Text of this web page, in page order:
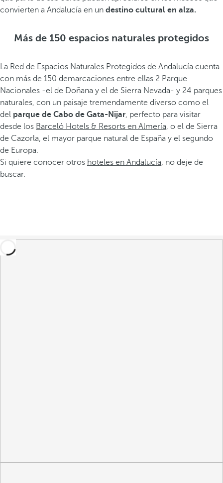
convierten a Andalucía en un destino cultural en alza.
Más de 150 espacios naturales protegidos
La Red de Espacios Naturales Protegidos de Andalucía cuenta
con más de 150 demarcaciones entre ellas 2 Parque
Nacionales -el de Doñana y el de Sierra Nevada- y 24 parques
naturales, con un paisaje tremendamente diverso como el
del parque de Cabo de Gata-Nijar, perfecto para visitar
desde los Barceló Hotels & Resorts en Almería, o el de Sierra
de Cazorla, el mayor parque natural de España y el segundo
de Europa.
Si quiere conocer otros hoteles en Andalucía, no deje de
buscar.